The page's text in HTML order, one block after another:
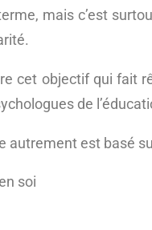
mais c’est
cet objectif qui fait
de
autrement est basé
soi